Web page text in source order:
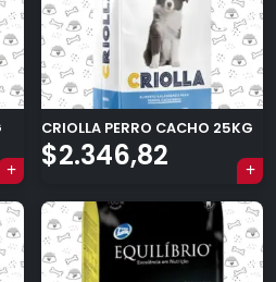
CRIOLLA PERRO CACHO 25KG
$2.346,82